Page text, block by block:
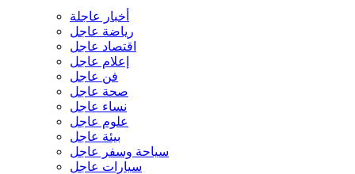
أخبار عاجلة
رياضة عاجل
اقتصاد عاجل
إعلام عاجل
فن عاجل
صحة عاجل
نساء عاجل
علوم عاجل
بيئة عاجل
سياحة وسفر عاجل
سيارات عاجل